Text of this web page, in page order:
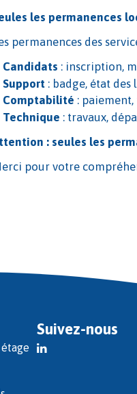
les permanences
permanences des
Candidats : inscription,
Support : badge, état
Comptabilité :
Technique : travaux,
: seules les
pour votre
Suivez-nous